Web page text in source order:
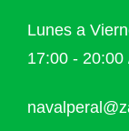
contenido
(presiona
Lunes a
17:00 -